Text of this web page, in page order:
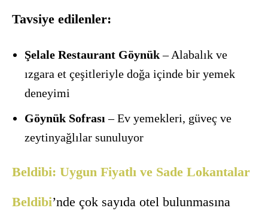
Tavsiye edilenler:
Şelale Restaurant Göynük– Alabalık ve
ızgara et çeşitleriyle doğa içinde bir yemek
deneyimi
Göynük Sofrası – Ev yemekleri, güveç ve
zeytinyağlılar sunuluyor
Beldibi: Uygun Fiyatlı ve Sade Lokantalar
Beldibi’nde çok sayıda otel bulunmasına